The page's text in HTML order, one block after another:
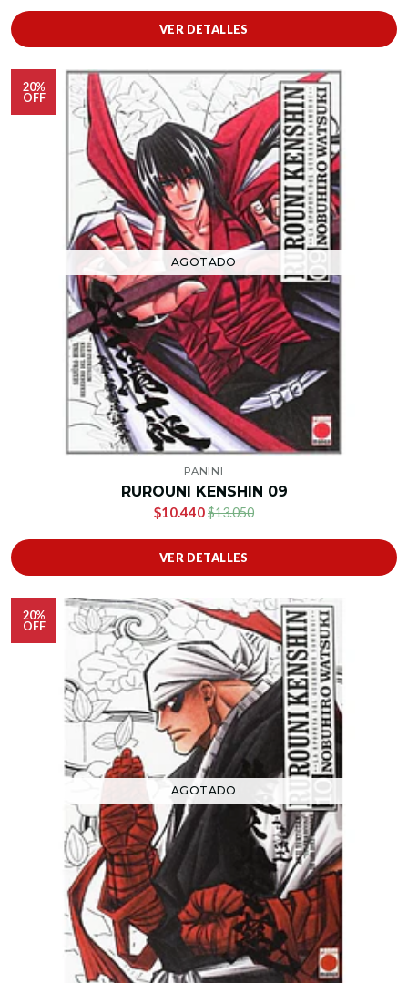
VER DETALLES
20%
OFF
AGOTADO
PANINI
RUROUNI KENSHIN 09
$10.440$13.050
VER DETALLES
20%
OFF
AGOTADO